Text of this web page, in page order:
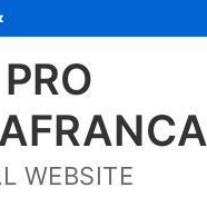
WEBSITE